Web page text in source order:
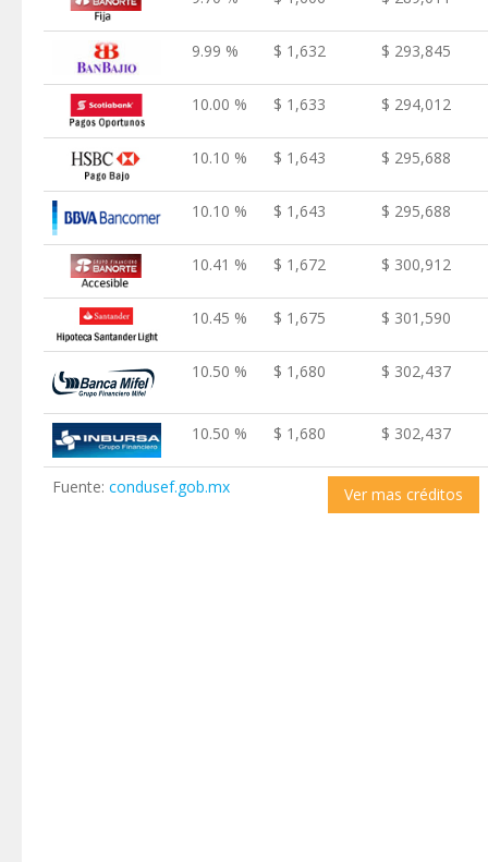
9.99 % $ 1,632 $ 293,845
10.00 % $ 1,633 $ 294,012
10.10 % $ 1,643 $ 295,688
10.10 % $ 1,643 $ 295,688
10.41 % $ 1,672 $ 300,912
10.45 % $ 1,675 $ 301,590
10.50 % $ 1,680 $ 302,437
10.50 % $ 1,680 $ 302,437
Fuente: condusef.gob.mx Ver mas créditos